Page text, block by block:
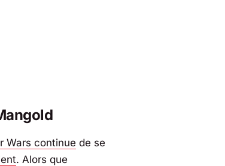
Wars continue de se
. Alors que